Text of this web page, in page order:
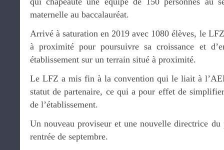
maternelle au baccalauréat.
Arrivé à saturation en 2019 avec 1080 élèves, le
à proximité pour poursuivre sa croissance et
établissement sur un terrain situé à proximité.
Le LFZ a mis fin à la convention qui le liait à
statut de partenaire, ce qui a pour effet de
de l’établissement.
Un nouveau proviseur et une nouvelle directrice
rentrée de septembre.